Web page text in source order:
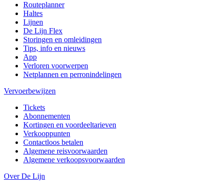
Routeplanner
Haltes
Lijnen
De Lijn Flex
Storingen en omleidingen
Tips, info en nieuws
App
Verloren voorwerpen
Netplannen en perronindelingen
Vervoerbewijzen
Tickets
Abonnementen
Kortingen en voordeeltarieven
Verkooppunten
Contactloos betalen
Algemene reisvoorwaarden
Algemene verkoopsvoorwaarden
Over De Lijn